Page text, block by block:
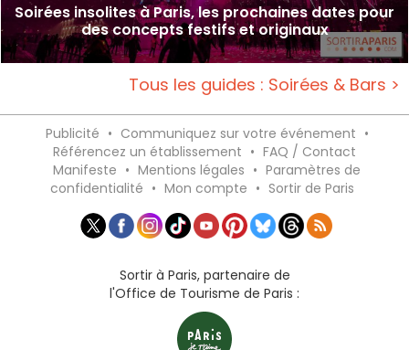
Soirées insolites à Paris, les prochaines dates pour
des concepts festifs et originaux
Tous les guides : Soirées & Bars >
Publicité • Communiquez sur votre événement •
Référencez un établissement • FAQ / Contact
Manifeste • Mentions légales • Paramètres de
confidentialité • Mon compte • Sortir de Paris
Sortir à Paris, partenaire de
l'Office de Tourisme de Paris :